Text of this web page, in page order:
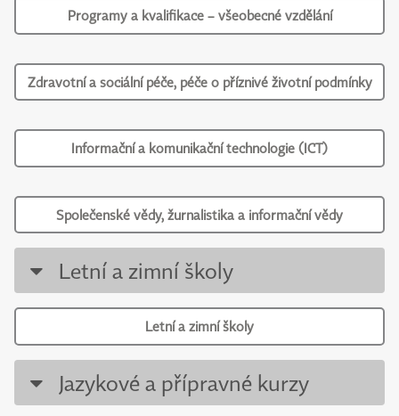
Programy a kvalifikace – všeobecné vzdělání
Zdravotní a sociální péče, péče o příznivé životní podmínky
Informační a komunikační technologie (ICT)
Společenské vědy, žurnalistika a informační vědy
Letní a zimní školy
Letní a zimní školy
Jazykové a přípravné kurzy